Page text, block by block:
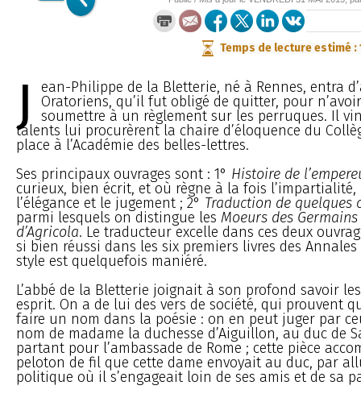
Temps de lecture estimé :
J
ean-Philippe de la Bletterie, né à Rennes, entra
Oratoriens, qu’il fut obligé de quitter, pour
soumettre à un règlement sur les perruques. Il
talents lui procurèrent la chaire d’éloquence du
place à l’Académie des belles-lettres.
Ses principaux ouvrages sont : 1° Histoire de
curieux, bien écrit, et où règne à la fois l’impartialité,
l’élégance et le jugement ; 2° Traduction de quelques
parmi lesquels on distingue les Moeurs des Germains
d’Agricola. Le traducteur excelle dans ces deux
si bien réussi dans les six premiers livres des
style est quelquefois maniéré.
L’abbé de la Bletterie joignait à son profond savoir
esprit. On a de lui des vers de société, qui prouvent
faire un nom dans la poésie : on en peut juger par
nom de madame la duchesse d’Aiguillon, au duc de
partant pour l’ambassade de Rome ; cette pièce
peloton de fil que cette dame envoyait au duc, par
politique où il s’engageait loin de ses amis et de sa